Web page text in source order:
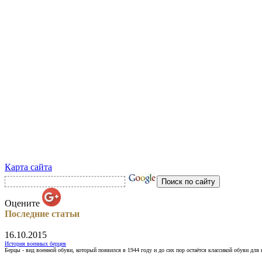
Карта сайта
Оцените
Последние статьи
16.10.2015
История военных берцев
Берцы - вид военной обуви, который появился в 1944 году и до сих пор остаётся классикой обуви